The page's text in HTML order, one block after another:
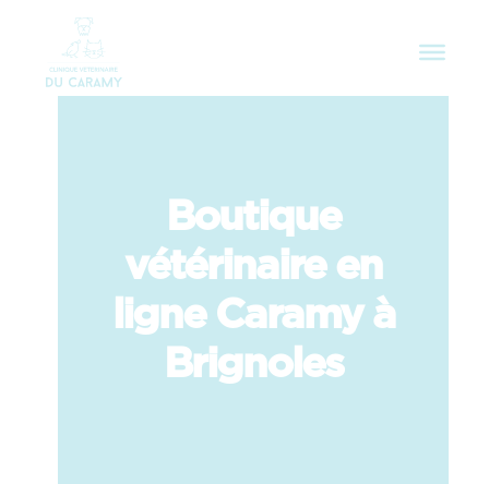
Boutique
vétérinaire en
ligne Caramy à
Brignoles